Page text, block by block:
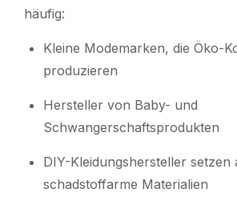
häufig:
Kleine Modemarken, die Öko-
produzieren
Hersteller von Baby- und
Schwangerschaftsprodukten
DIY-Kleidungshersteller setzen
schadstoffarme Materialien